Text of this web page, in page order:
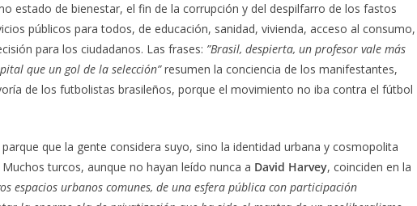
estado de bienestar, el fin de la corrupción y del despilfarro de los fastos
públicos para todos, de educación, sanidad, vivienda, acceso al consumo,
para los ciudadanos. Las frases: ”Brasil, despierta, un profesor vale más
que un gol de la selección”resumen la conciencia de los manifestantes,
de los futbolistas brasileños, porque el movimiento no iba contra el fútbol
que la gente considera suyo, sino la identidad urbana y cosmopolita
turcos, aunque no hayan leído nunca a David Harvey, coinciden en la
espacios urbanos comunes, de una esfera pública con participación